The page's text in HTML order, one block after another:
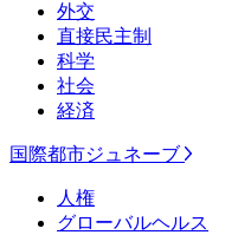
外交
直接民主制
科学
社会
経済
国際都市ジュネーブ
人権
グローバルヘルス